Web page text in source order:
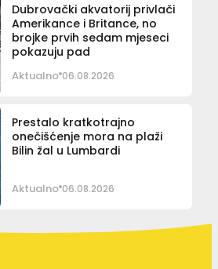
Dubrovački akvatorij privlači
Amerikance i Britance, no
brojke prvih sedam mjeseci
pokazuju pad
Aktualno 06.08.2026
Prestalo kratkotrajno
onečišćenje mora na plaži
Bilin žal u Lumbardi
Aktualno 06.08.2026